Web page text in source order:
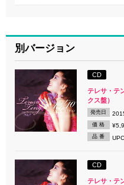
別バージョン
CD
テレサ・テ
クス盤）
発売日
価 格
品 番
CD
テレサ・テ